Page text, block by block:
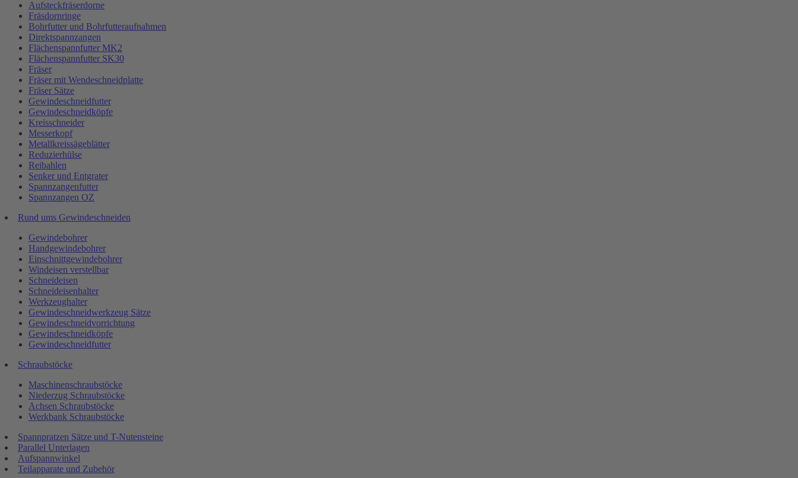
Aufsteckfräserdorne
Fräsdornringe
Bohrfutter und Bohrfutteraufnahmen
Direktspannzangen
Flächenspannfutter MK2
Flächenspannfutter SK30
Fräser
Fräser mit Wendeschneidplatte
Fräser Sätze
Gewindeschneidfutter
Gewindeschneidköpfe
Kreisschneider
Messerkopf
Metallkreissägeblätter
Reduzierhülse
Reibahlen
Senker und Entgrater
Spannzangenfutter
Spannzangen OZ
Rund ums Gewindeschneiden
Gewindebohrer
Handgewindebohrer
Einschnittgewindebohrer
Windeisen verstellbar
Schneideisen
Schneideisenhalter
Werkzeughalter
Gewindeschneidwerkzeug Sätze
Gewindeschneidvorrichtung
Gewindeschneidköpfe
Gewindeschneidfutter
Schraubstöcke
Maschinenschraubstöcke
Niederzug Schraubstöcke
Achsen Schraubstöcke
Werkbank Schraubstöcke
Spannpratzen Sätze und T-Nutensteine
Parallel Unterlagen
Aufspannwinkel
Teilapparate und Zubehör